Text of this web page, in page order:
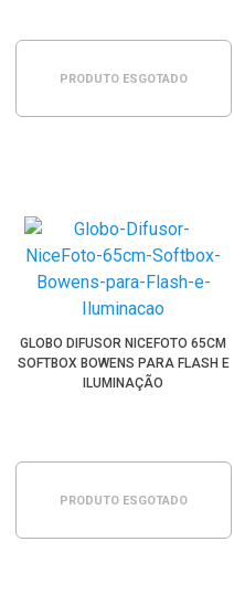
PRODUTO ESGOTADO
GLOBO DIFUSOR NICEFOTO 65CM
SOFTBOX BOWENS PARA FLASH E
ILUMINAÇÃO
PRODUTO ESGOTADO